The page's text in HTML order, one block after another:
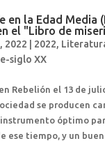
en la Edad Media
el "Libro de
2022 2022,
siglo XX
Rebelión el 13 de
se producen
óptimo
ese tiempo, y un